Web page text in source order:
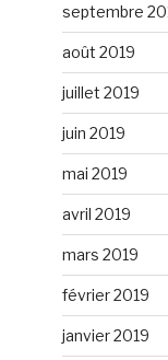
septembre
août 2019
juillet 2019
juin 2019
mai 2019
avril 2019
mars 2019
février 2019
janvier 2019